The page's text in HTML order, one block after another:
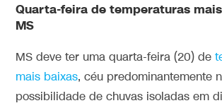
Quarta-feira de temperaturas
MS
MS deve ter uma quarta-feira (20) de
mais baixas, céu predominantemente
possibilidade de chuvas isoladas em